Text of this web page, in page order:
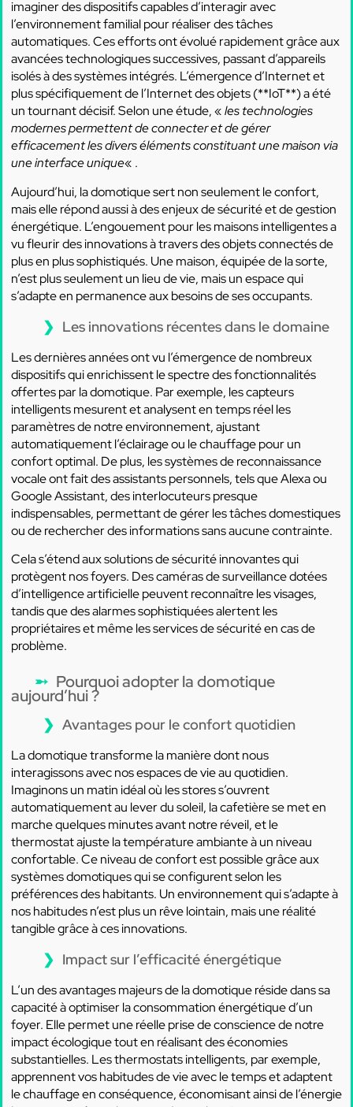
imaginer des dispositifs capables d’interagir avec
l’environnement familial pour réaliser des tâches
automatiques. Ces efforts ont évolué rapidement grâce aux
avancées technologiques successives, passant d’appareils
isolés à des systèmes intégrés. L’émergence d’Internet et
plus spécifiquement de l’Internet des objets (**IoT**) a été
un tournant décisif. Selon une étude, «les technologies
modernes permettent de connecter et de gérer
efficacement les divers éléments constituant une maison via
une interface unique« .
Aujourd’hui, la domotique sert non seulement le confort,
mais elle répond aussi à des enjeux de sécurité et de gestion
énergétique. L’engouement pour les maisons intelligentes a
vu fleurir des innovations à travers des objets connectés de
plus en plus sophistiqués. Une maison, équipée de la sorte,
n’est plus seulement un lieu de vie, mais un espace qui
s’adapte en permanence aux besoins de ses occupants.
Les innovations récentes dans le domaine
Les dernières années ont vu l’émergence de nombreux
dispositifs qui enrichissent le spectre des fonctionnalités
offertes par la domotique. Par exemple, les capteurs
intelligents mesurent et analysent en temps réel les
paramètres de notre environnement, ajustant
automatiquement l’éclairage ou le chauffage pour un
confort optimal. De plus, les systèmes de reconnaissance
vocale ont fait des assistants personnels, tels que Alexa ou
Google Assistant, des interlocuteurs presque
indispensables, permettant de gérer les tâches domestiques
ou de rechercher des informations sans aucune contrainte.
Cela s’étend aux solutions de sécurité innovantes qui
protègent nos foyers. Des caméras de surveillance dotées
d’intelligence artificielle peuvent reconnaître les visages,
tandis que des alarmes sophistiquées alertent les
propriétaires et même les services de sécurité en cas de
problème.
Pourquoi adopter la domotique
aujourd’hui ?
Avantages pour le confort quotidien
La domotique transforme la manière dont nous
interagissons avec nos espaces de vie au quotidien.
Imaginons un matin idéal où les stores s’ouvrent
automatiquement au lever du soleil, la cafetière se met en
marche quelques minutes avant notre réveil, et le
thermostat ajuste la température ambiante à un niveau
confortable. Ce niveau de confort est possible grâce aux
systèmes domotiques qui se configurent selon les
préférences des habitants. Un environnement qui s’adapte à
nos habitudes n’est plus un rêve lointain, mais une réalité
tangible grâce à ces innovations.
Impact sur l’efficacité énergétique
L’un des avantages majeurs de la domotique réside dans sa
capacité à optimiser la consommation énergétique d’un
foyer. Elle permet une réelle prise de conscience de notre
impact écologique tout en réalisant des économies
substantielles. Les thermostats intelligents, par exemple,
apprennent vos habitudes de vie avec le temps et adaptent
le chauffage en conséquence, économisant ainsi de l’énergie